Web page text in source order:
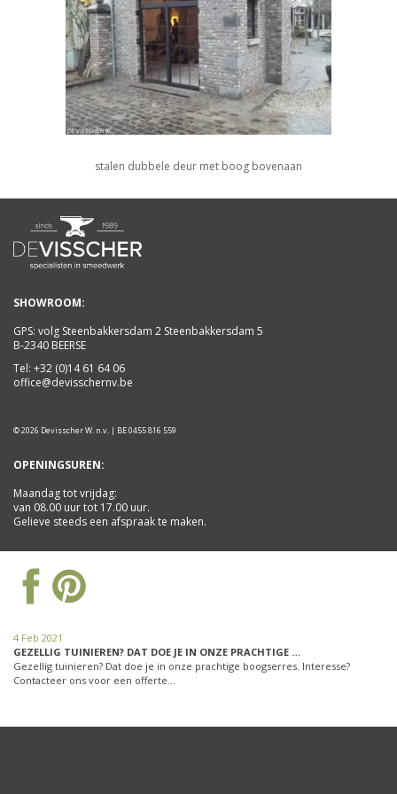
stalen dubbele deur met boog bovenaan
SHOWROOM:
GPS: volg Steenbakkersdam 2 Steenbakkersdam 5
B-2340 BEERSE
Tel: +32 (0)14 61 64 06
office@devisschernv.be
© 2026 Devisscher W. n.v. | BE 0455 816 559
OPENINGSUREN:
Maandag tot vrijdag:
van 08.00 uur tot 17.00 uur.
Gelieve steeds een afspraak te maken.
4 Feb 2021
GEZELLIG TUINIEREN? DAT DOE JE IN ONZE PRACHTIGE …
Gezellig tuinieren? Dat doe je in onze prachtige boogserres. Interesse?
Contacteer ons voor een offerte…